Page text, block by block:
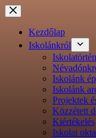
Ugrás
a
tartalomraKezdőlap
Iskolánkról
Iskolánk
Iskolánk
Projektek
Közzétett
Kiértékelés
Iskolai